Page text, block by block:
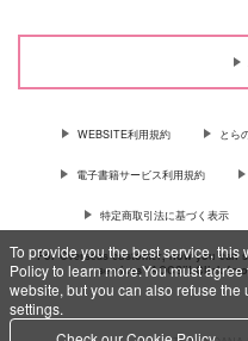
To provide you the best service,
Policy to learn more.You must
website, but you can also refuse
settings.
WEBSITE利用規約 とら
電子書籍サービス利用規約
特定商取引法に基づく表示
For Overseas customer, now you can
services “AOCS”! Click